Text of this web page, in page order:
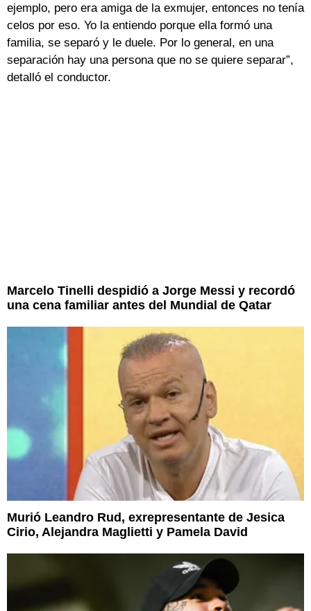
ejemplo, pero era amiga de la exmujer, entonces no tenía
celos por eso. Yo la entiendo porque ella formó una
familia, se separó y le duele. Por lo general, en una
separación hay una persona que no se quiere separar”,
detalló el conductor.
Marcelo Tinelli despidió a Jorge Messi y recordó
una cena familiar antes del Mundial de Qatar
Murió Leandro Rud, exrepresentante de Jesica
Cirio, Alejandra Maglietti y Pamela David